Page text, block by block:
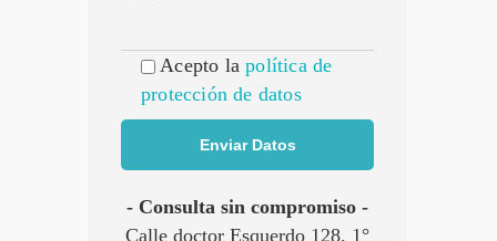
Acepto lapolítica de
protección de datos
- Consulta sin compromiso -
Calle doctor Esquerdo 128, 1°